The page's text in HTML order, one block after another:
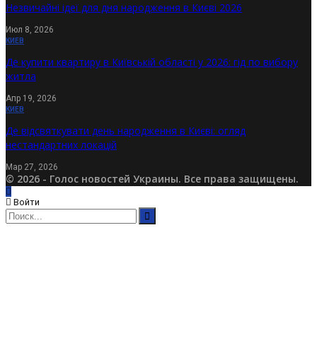
Незвичайні ідеї для дня народження в Києві 2026
Июл 8, 2026
КИЕВ
Де купити квартиру в Київській області у 2026: гід по вибору
житла
Апр 19, 2026
КИЕВ
Де відсвяткувати день народження в Києві: огляд
нестандартних локацій
Мар 27, 2026
© 2026 - Голос новостей Украины. Все права защищены.
Войти